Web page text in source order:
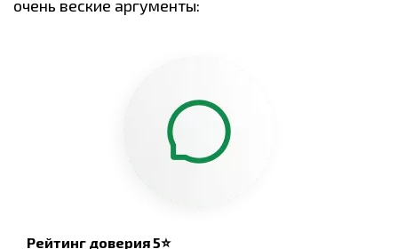
очень веские аргументы:
Рейтинг доверия 5⭐